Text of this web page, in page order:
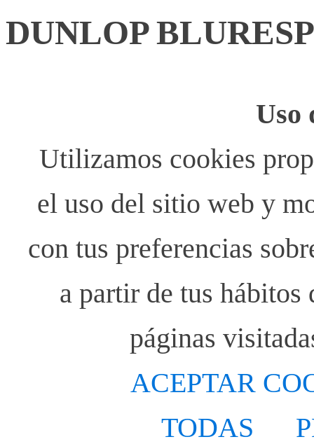
DUNLOP
Uso
Utilizamos cookies
el uso del sitio web y
con tus preferencias
a partir de tus
páginas
ACEPTAR
TODAS